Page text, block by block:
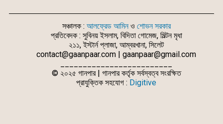
সঞ্চালক : আলফ্রেড আমিনও শোভন সরকার
প্রতিবেদক : সুবিনয় ইসলাম, বিদিতা গোমেজ, মিল্টন মৃধা
২১১, ইস্টার্ন প্লাজা, আম্বরখানা, সিলেট
contact@gaanpaar.com | gaanpaar@gmail.com
© ২০২৫ গানপার | গানপার কর্তৃক সর্বস্বত্ব সংরক্ষিত
প্রাযুক্তিক সহযোগ : Digitive